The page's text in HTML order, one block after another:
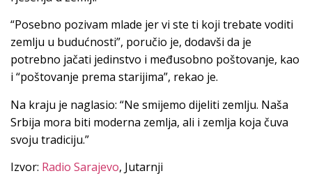
“Posebno pozivam mlade jer vi ste ti koji trebate voditi
zemlju u budućnosti”, poručio je, dodavši da je
potrebno jačati jedinstvo i međusobno poštovanje, kao
i “poštovanje prema starijima”, rekao je.
Na kraju je naglasio: “Ne smijemo dijeliti zemlju. Naša
Srbija mora biti moderna zemlja, ali i zemlja koja čuva
svoju tradiciju.”
Izvor: Radio Sarajevo, Jutarnji